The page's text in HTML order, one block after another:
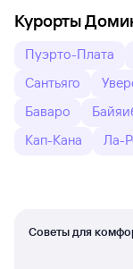
Курорты
Пуэрто-Плата
Сантьяго
Баваро
Кап-Кана
Ла-
Советы для